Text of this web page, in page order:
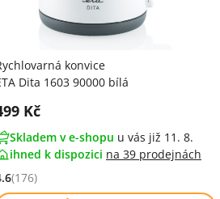
konvice
Dita 1603 90000 bílá
s DPH:
Kč
Skladem v e-shopu u vás již 11. 8.
ihned k dispozici na 39 prodejnách
4.6 z 5 (176 recenzí)
(176)